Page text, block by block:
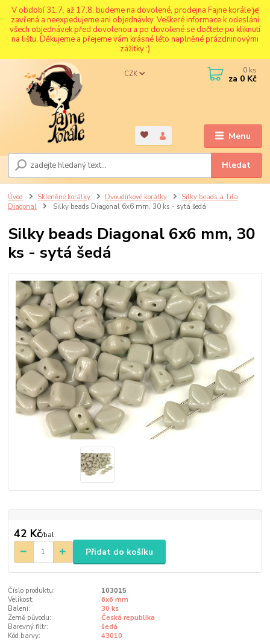
V období 31.7. až 17.8. budeme na dovolené, prodejna Fajne korále je
zavřená a neexpedujeme ani objednávky. Veškeré informace k odeslání
všech objednávek před dovolenou a po dovolené se dočtete po kliknutí
na lištu. Děkujeme a přejeme vám krásné léto naplněné prázdninovými
zážitky :)
Menu
CZK
Hledat
0 ks
za 0 Kč
Úvod Skleněné korálky Dvoudírkové korálky
Silky beads a Tila
Diagonal
Silky beads Diagonal 6x6 mm, 30 ks - sytá šedá
Silky beads Diagonal 6x6 mm, 30
ks - sytá šedá
42 Kč/bal.
Přidat do košíku
Číslo produktu:
103015
Velikost:
6x6 mm
Balení:
30 ks
Země původu:
Česká republika
Barevný filtr:
šedá
Kód barvy:
43010